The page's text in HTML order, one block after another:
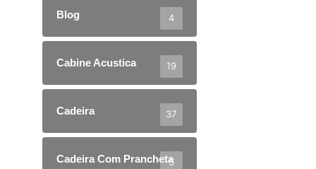
Blog 4
Cabine Acustica 19
Cadeira 37
Cadeira Com Prancheta
5